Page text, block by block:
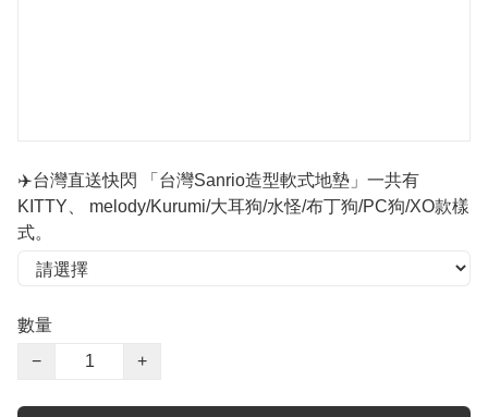
✈️台灣直送快閃 「台灣Sanrio造型軟式地墊」一共有
KITTY、 melody/Kurumi/大耳狗/水怪/布丁狗/PC狗/XO款樣
式。
數量
−
+